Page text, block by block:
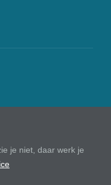
je niet, daar werk je